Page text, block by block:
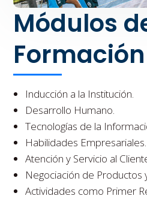
Módulos
Formación
Inducción a la Institución.
Desarrollo Humano.
Tecnologías de la
Habilidades Empresariales.
Atención y Servicio al
Negociación de Productos
Actividades como Primer